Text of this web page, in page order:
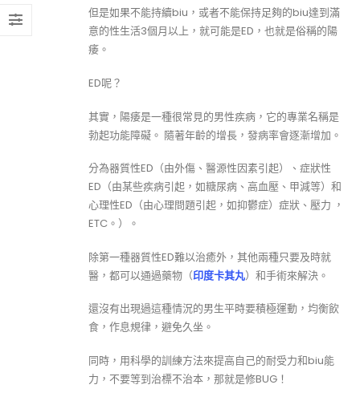
但是如果不能持續biu，或者不能保持足夠的biu達到滿
意的性生活3個月以上，就可能是ED，也就是俗稱的陽
痿。
ED呢？
其實，陽痿是一種很常見的男性疾病，它的專業名稱是
勃起功能障礙。 隨著年齡的增長，發病率會逐漸增加。
分為器質性ED（由外傷、醫源性因素引起）、症狀性
ED（由某些疾病引起，如糖尿病、高血壓、甲減等）和
心理性ED（由心理問題引起，如抑鬱症）症狀、壓力 ，
ETC。）。
除第一種器質性ED難以治癒外，其他兩種只要及時就
醫，都可以通過藥物（印度卡其丸）和手術來解決。
還沒有出現過這種情況的男生平時要積極運動，均衡飲
食，作息規律，避免久坐。
同時，用科學的訓練方法來提高自己的耐受力和biu能
力，不要等到治標不治本，那就是修BUG！